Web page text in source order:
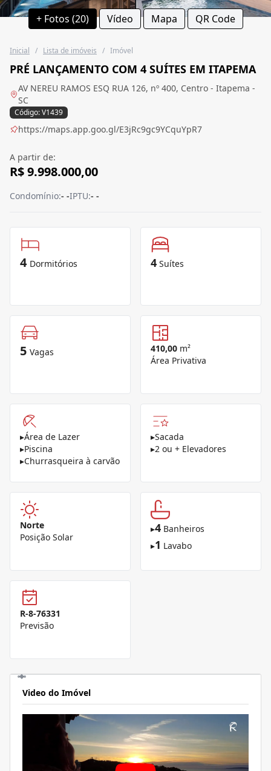
+ Fotos (20) Vídeo Mapa QR Code
Inicial / Lista de imóveis / Imóvel
PRÉ LANÇAMENTO COM 4 SUÍTES EM ITAPEMA
AV NEREU RAMOS ESQ RUA 126, nº 400, Centro - Itapema -
SC
Código: V1439
https://maps.app.goo.gl/E3jRc9gc9YCquYpR7
A partir de:
R$ 9.998.000,00
Condomínio:- -IPTU:- -
4 Dormitórios 4 Suítes
5 Vagas 410,00 m²
Área Privativa
▸Área de Lazer
▸Piscina
▸Churrasqueira à carvão
▸Sacada
▸2 ou + Elevadores
Norte
Posição Solar
▸4 Banheiros
▸1 Lavabo
R-8-76331
Previsão
Video do Imóvel